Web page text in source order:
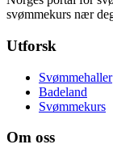
svømmekurs nær
Utforsk
Svømmehaller
Badeland
Svømmekurs
Om oss